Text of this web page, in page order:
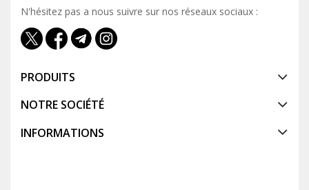
N'hésitez pas a nous suivre sur nos réseaux sociaux :
PRODUITS
NOTRE SOCIÉTÉ
INFORMATIONS